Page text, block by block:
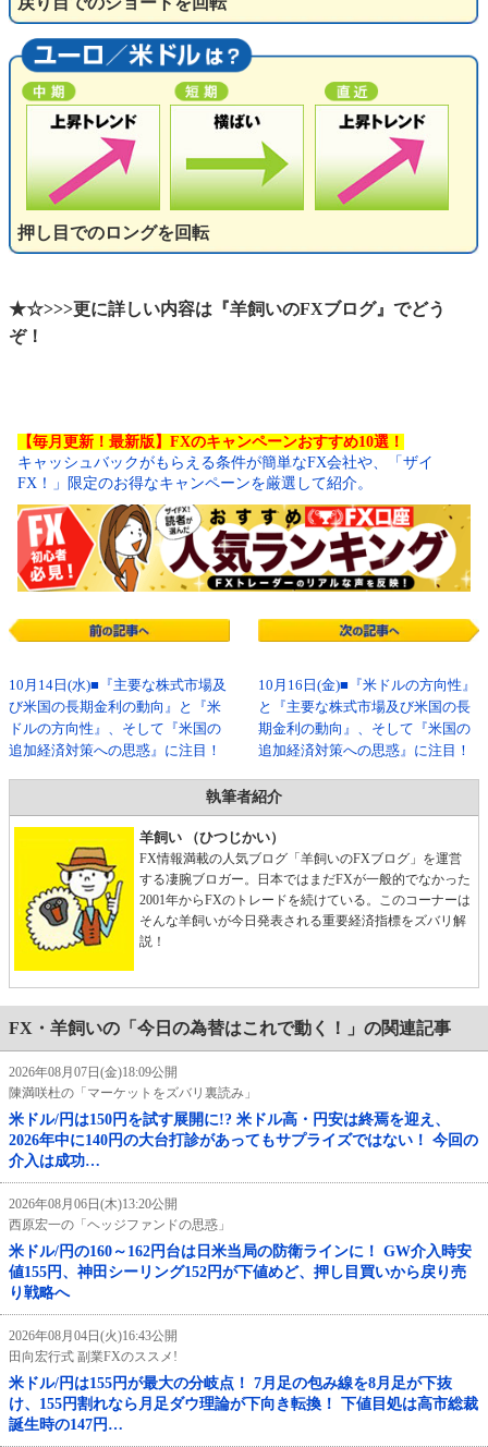
押し目でのロングを回転
★☆>>>更に詳しい内容は『羊飼いのFXブログ』でどう
ぞ！
【毎月更新！最新版】FXのキャンペーンおすすめ10選！
キャッシュバックがもらえる条件が簡単なFX会社や、「ザイ
FX！」限定のお得なキャンペーンを厳選して紹介。
10月14日(水)■『主要な株式市場及
び米国の長期金利の動向』と『米
ドルの方向性』、そして『米国の
追加経済対策への思惑』に注目！
10月16日(金)■『米ドルの方向性』
と『主要な株式市場及び米国の長
期金利の動向』、そして『米国の
追加経済対策への思惑』に注目！
執筆者紹介
羊飼い （ひつじかい）
FX情報満載の人気ブログ「羊飼いのFXブログ」を運営
する凄腕ブロガー。日本ではまだFXが一般的でなかった
2001年からFXのトレードを続けている。このコーナーは
そんな羊飼いが今日発表される重要経済指標をズバリ解
説！
FX・羊飼いの「今日の為替はこれで動く！」の関連記事
2026年08月07日(金)18:09公開
陳満咲杜の「マーケットをズバリ裏読み」
米ドル/円は150円を試す展開に!? 米ドル高・円安は終焉を迎え、
2026年中に140円の大台打診があってもサプライズではない！ 今回の
介入は成功…
2026年08月06日(木)13:20公開
西原宏一の「ヘッジファンドの思惑」
米ドル/円の160～162円台は日米当局の防衛ラインに！ GW介入時安
値155円、神田シーリング152円が下値めど、押し目買いから戻り売
り戦略へ
2026年08月04日(火)16:43公開
田向宏行式 副業FXのススメ!
米ドル/円は155円が最大の分岐点！ 7月足の包み線を8月足が下抜
け、155円割れなら月足ダウ理論が下向き転換！ 下値目処は高市総裁
誕生時の147円…